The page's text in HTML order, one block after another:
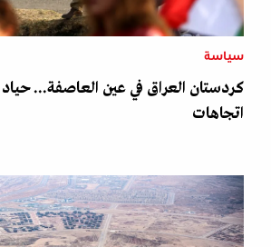
سياسة
كردستان العراق في عين العاصفة... حياد
اتجاهات